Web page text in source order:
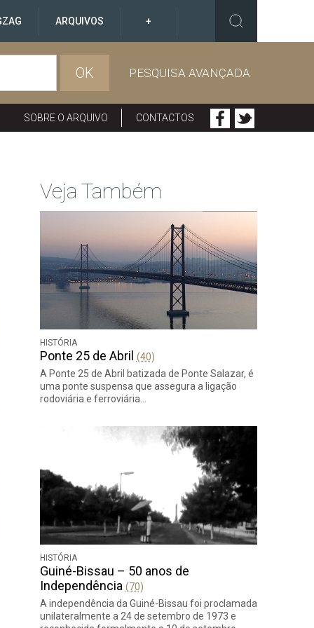
ARQUIVOS +
OK PESQUISA AVANÇADA
SOBRE O ARQUIVO CONTACTOS
Veja Também
HISTÓRIA
Ponte 25 de Abril (40)
A Ponte 25 de Abril batizada de Ponte Salazar, é
uma ponte suspensa que assegura a ligação
rodoviária e ferroviária…
HISTÓRIA
Guiné-Bissau – 50 anos de
Independência (70)
A independência da Guiné-Bissau foi proclamada
unilateralmente a 24 de setembro de 1973 e